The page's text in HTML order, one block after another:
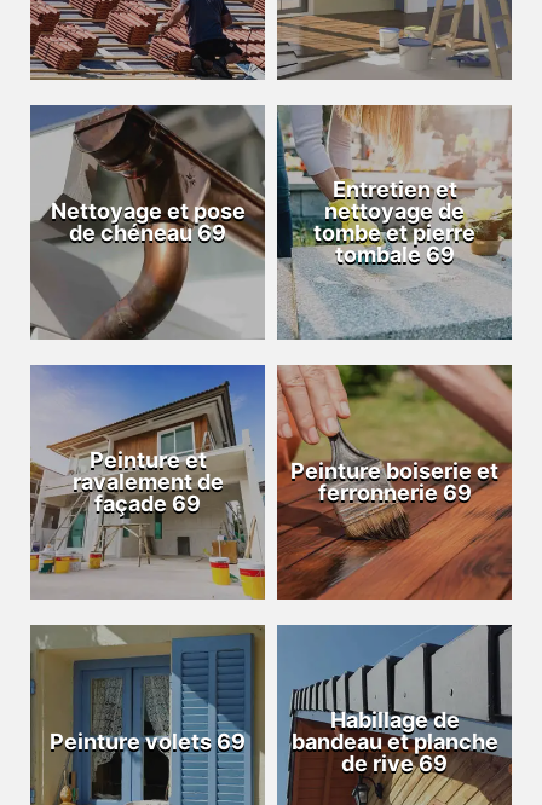
Nettoyage et pose
de chéneau 69
Entretien et
nettoyage de
tombe et pierre
tombale 69
Peinture et
ravalement de
façade 69
Peinture boiserie et
ferronnerie 69
Peinture volets 69
Habillage de
bandeau et planche
de rive 69